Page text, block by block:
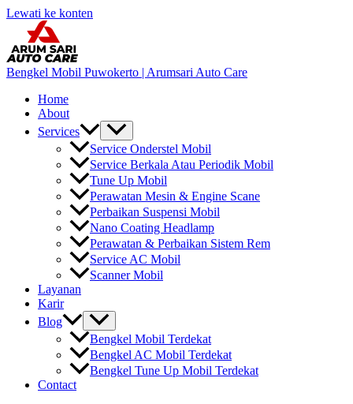
Lewati ke konten
Bengkel Mobil Puwokerto | Arumsari Auto Care
Home
About
Services
Service Onderstel Mobil
Service Berkala Atau Periodik Mobil
Tune Up Mobil
Perawatan Mesin & Engine Scane
Perbaikan Suspensi Mobil
Nano Coating Headlamp
Perawatan & Perbaikan Sistem Rem
Service AC Mobil
Scanner Mobil
Layanan
Karir
Blog
Bengkel Mobil Terdekat
Bengkel AC Mobil Terdekat
Bengkel Tune Up Mobil Terdekat
Contact